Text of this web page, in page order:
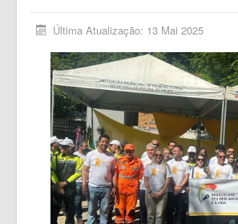
FORMULÁRIOS
PUBLICAÇÕES
CONTATO
1DOC
Última Atualização: 13 Mai 2025